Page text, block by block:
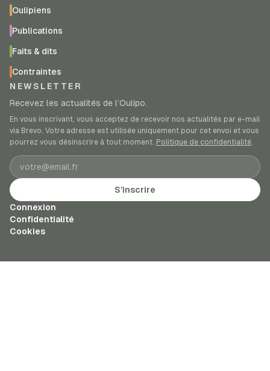
Oulipiens
Publications
Faits & dits
Contraintes
NEWSLETTER
Recevez les actualités de l’Oulipo.
En vous inscrivant, vous acceptez de recevoir nos actualités par e-mail
via Brevo. Votre adresse est utilisée uniquement pour cet envoi et vous
pourrez vous désinscrire à tout moment. Politique de confidentialité.
Adresse e-mail
S’inscrire
Connexion
Confidentialité
Cookies